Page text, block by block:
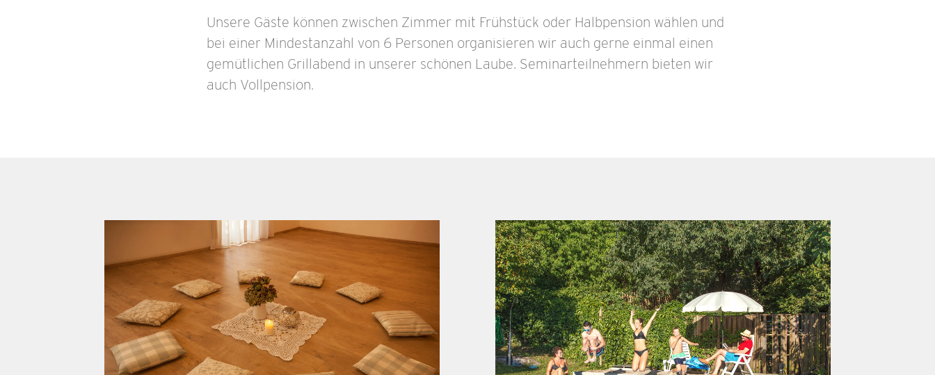
Unsere Gäste können zwischen Zimmer mit Frühstück oder Halbpension wählen und
bei einer Mindestanzahl von 6 Personen organisieren wir auch gerne einmal einen
gemütlichen Grillabend in unserer schönen Laube. Seminarteilnehmern bieten wir
auch Vollpension.